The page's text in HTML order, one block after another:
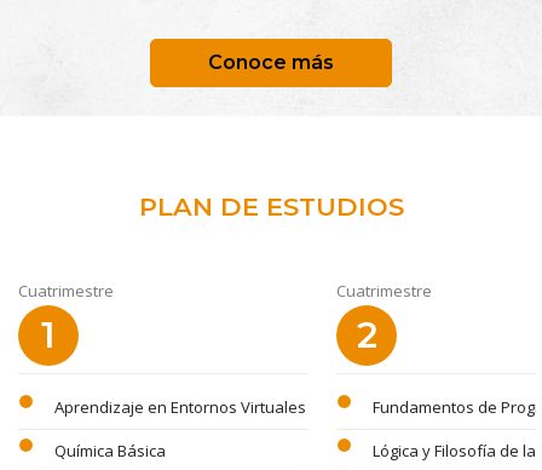
Conoce más
PLAN DE ESTUDIOS
Cuatrimestre
1
circle Aprendizaje en Entornos Virtuales
circle Química Básica
Cuatrimestre
2
circle Fundamentos de
circle Lógica y Filosofía de la